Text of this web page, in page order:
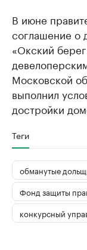
В июне
соглашение о
«Окский
Московской
выполнил
достройки
Теги
обманутые
Фонд защиты
конкурсный